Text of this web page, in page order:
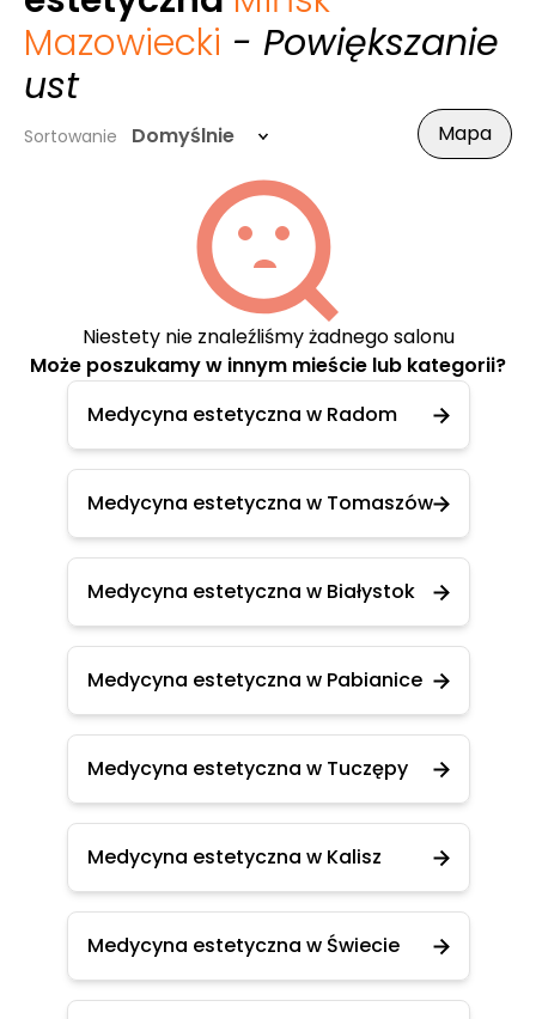
Mazowiecki - Powiększanie
ust
Sortowanie Domyślnie Mapa
Niestety nie znaleźliśmy żadnego salonu
Może poszukamy w innym mieście lub kategorii?
Medycyna estetyczna w Radom
Medycyna estetyczna w Tomaszów
Medycyna estetyczna w Białystok
Medycyna estetyczna w Pabianice
Medycyna estetyczna w Tuczępy
Medycyna estetyczna w Kalisz
Medycyna estetyczna w Świecie